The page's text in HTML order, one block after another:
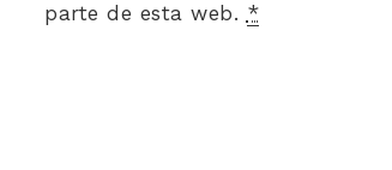
parte de esta web. *